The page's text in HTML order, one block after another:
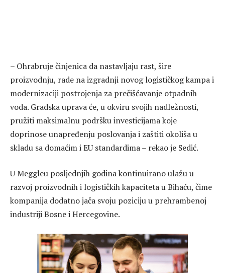
– Ohrabruje činjenica da nastavljaju rast, šire
proizvodnju, rade na izgradnji novog logističkog kampa i
modernizaciji postrojenja za prečišćavanje otpadnih
voda. Gradska uprava će, u okviru svojih nadležnosti,
pružiti maksimalnu podršku investicijama koje
doprinose unapređenju poslovanja i zaštiti okoliša u
skladu sa domaćim i EU standardima – rekao je Sedić.
U Meggleu posljednjih godina kontinuirano ulažu u
razvoj proizvodnih i logističkih kapaciteta u Bihaću, čime
kompanija dodatno jača svoju poziciju u prehrambenoj
industriji Bosne i Hercegovine.